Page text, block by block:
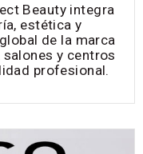
Beauty integra
estética y
de la marca
y centros
profesional.